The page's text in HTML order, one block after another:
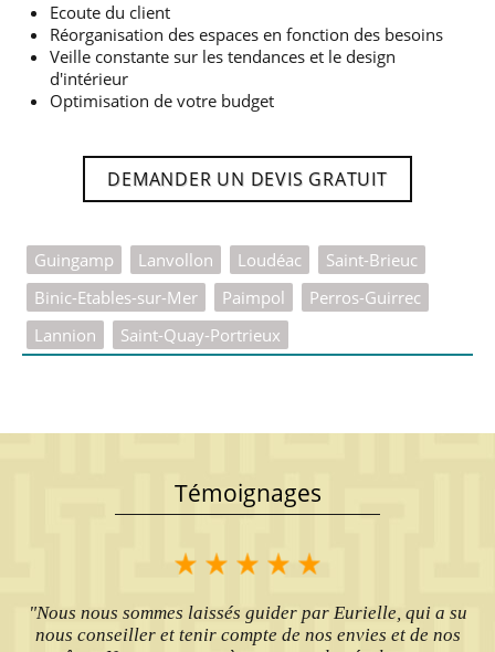
Ecoute du client
Réorganisation des espaces en fonction des besoins
Veille constante sur les tendances et le design
d'intérieur
Optimisation de votre budget
DEMANDER UN DEVIS GRATUIT
Guingamp Lanvollon Loudéac
Saint-Brieuc
Binic-Etables-sur-Mer
Paimpol
Perros-Guirrec
Lannion
Saint-Quay-Portrieux
Témoignages
"Nous nous sommes laissés guider par Eurielle, qui a su
nous conseiller et tenir compte de nos envies et de nos